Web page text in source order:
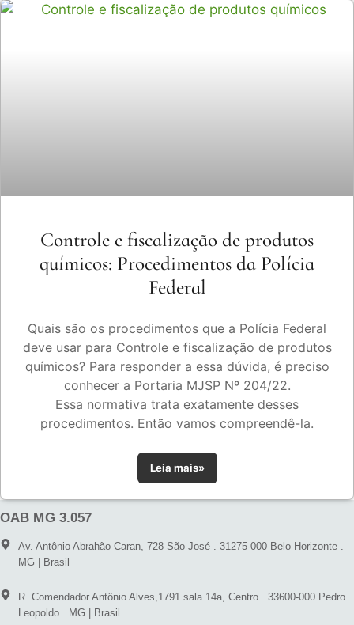
Controle e fiscalização de produtos
químicos: Procedimentos da Polícia
Federal
Quais são os procedimentos que a Polícia Federal
deve usar para Controle e fiscalização de produtos
químicos? Para responder a essa dúvida, é preciso
conhecer a Portaria MJSP Nº 204/22.
Essa normativa trata exatamente desses
procedimentos. Então vamos compreendê-la.
Leia mais»
OAB MG 3.057
Av. Antônio Abrahão Caran, 728 São José . 31275-000 Belo Horizonte .
MG | Brasil
R. Comendador Antônio Alves,1791 sala 14a, Centro . 33600-000 Pedro
Leopoldo . MG | Brasil